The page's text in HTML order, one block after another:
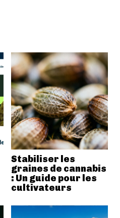
Stabiliser les
graines de cannabis
: Un guide pour les
cultivateurs